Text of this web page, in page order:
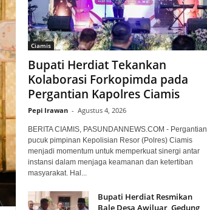
Ciamis
Bupati Herdiat Tekankan
Kolaborasi Forkopimda pada
Pergantian Kapolres Ciamis
Pepi Irawan - Agustus 4, 2026
BERITA CIAMIS, PASUNDANNEWS.COM - Pergantian
pucuk pimpinan Kepolisian Resor (Polres) Ciamis
menjadi momentum untuk memperkuat sinergi antar
instansi dalam menjaga keamanan dan ketertiban
masyarakat. Hal...
Bupati Herdiat Resmikan
Bale Desa Awiluar, Gedung